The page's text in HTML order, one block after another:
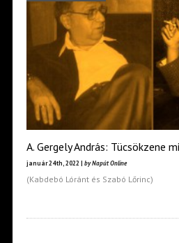
A. Gergely András: Tücsökzene
január 24th, 2022 | by Napút Online
(Kabdebó Lóránt és Szabó Lőrinc)